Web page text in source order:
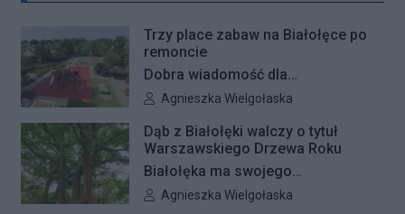
Trzy place zabaw na Białołęce po
remoncie
Dobra wiadomość dla
najmłodszych mieszkańców
się remonty nawierzchni na trzech
placach zabaw – przy ulicach
Kiersnowskiego, Ruskowy Bród i
Ceramicznej.
Autor artykułu:
Agnieszka Wielgołaska
Dąb z Białołęki walczy o tytuł
Warszawskiego Drzewa Roku
Białołęka ma swojego
reprezentanta w plebiscycie na
Autor artykułu:
Agnieszka Wielgołaska